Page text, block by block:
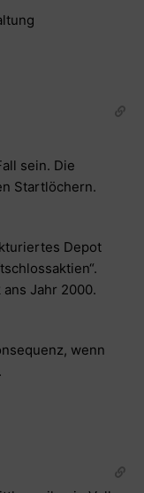
sein. Die
Startlöchern.
Depot
Jahr 2000.
wenn